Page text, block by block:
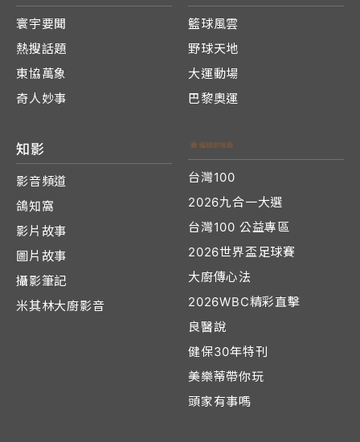
寰宇要聞
熱搜話題
東協萬象
奇人妙事
籃球風雲
野球天地
大運動場
巴黎奧運
知影
影音頻道
鴿知窩
影片故事
圖片故事
攝影筆記
米其林大廚影音
台灣100
2026九合一大選
台灣100 公益專區
2026世界盃足球賽
大廚傳心法
2026WBC精彩直擊
良醫說
健保30年特刊
美樂蒂帶你玩
頭家有事嗎